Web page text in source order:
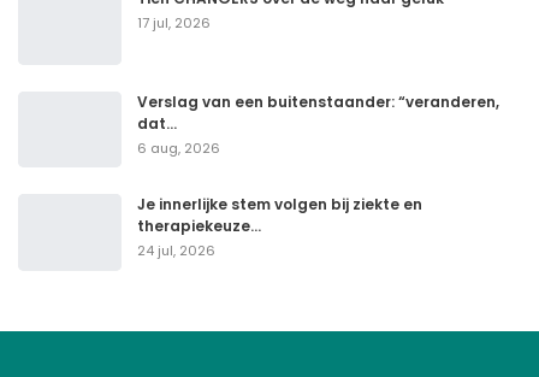
17 jul, 2026
Verslag van een buitenstaander: “veranderen,
dat…
6 aug, 2026
Je innerlijke stem volgen bij ziekte en
therapiekeuze…
24 jul, 2026